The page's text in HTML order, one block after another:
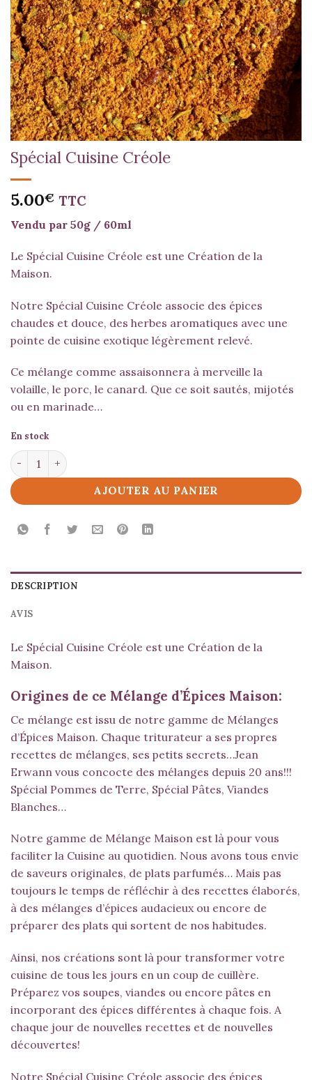
Spécial Cuisine Créole
5.00€ TTC
Vendu par 50g / 60ml
Le Spécial Cuisine Créole est une Création de la
Maison.
Notre Spécial Cuisine Créole associe des épices
chaudes et douce, des herbes aromatiques avec une
pointe de cuisine exotique légèrement relevé.
Ce mélange comme assaisonnera à merveille la
volaille, le porc, le canard. Que ce soit sautés, mijotés
ou en marinade…
En stock
quantité de Spécial Cuisine Créole
AJOUTER AU PANIER
DESCRIPTION
AVIS
Le Spécial Cuisine Créole est une Création de la
Maison.
Origines de ce Mélange d’Épices Maison:
Ce mélange est issu de notre gamme de Mélanges
d’Épices Maison. Chaque triturateur a ses propres
recettes de mélanges, ses petits secrets…Jean
Erwann vous concocte des mélanges depuis 20 ans!!!
Spécial Pommes de Terre, Spécial Pâtes, Viandes
Blanches…
Notre gamme de Mélange Maison est là pour vous
faciliter la Cuisine au quotidien. Nous avons tous envie
de saveurs originales, de plats parfumés… Mais pas
toujours le temps de réfléchir à des recettes élaborés,
à des mélanges d’épices audacieux ou encore de
préparer des plats qui sortent de nos habitudes.
Ainsi, nos créations sont là pour transformer votre
cuisine de tous les jours en un coup de cuillère.
Préparez vos soupes, viandes ou encore pâtes en
incorporant des épices différentes à chaque fois. A
chaque jour de nouvelles recettes et de nouvelles
découvertes!
Notre Spécial Cuisine Créole associe des épices